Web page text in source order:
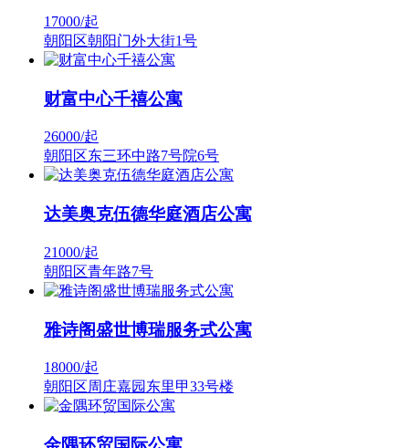
17000/起
朝阳区朝阳门外大街1号
财富中心千禧公寓
26000/起
朝阳区东三环中路7号院6号
达美奥克伍德华庭酒店公寓
21000/起
朝阳区青年路7号
雅诗阁盛世博瑞服务式公寓
18000/起
朝阳区周庄嘉园东里甲33号楼